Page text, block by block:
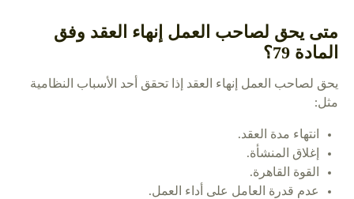
متى يحق لصاحب العمل إنهاء العقد وفق
المادة 79؟
يحق لصاحب العمل إنهاء العقد إذا تحقق أحد الأسباب النظامية
مثل:
انتهاء مدة العقد.
إغلاق المنشأة.
القوة القاهرة.
عدم قدرة العامل على أداء العمل.